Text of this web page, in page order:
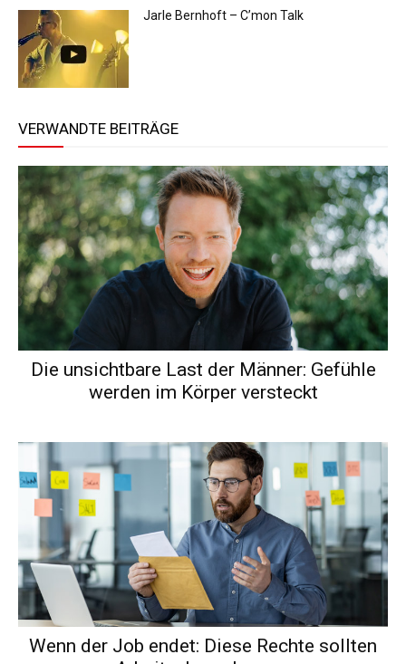
Jarle Bernhoft – C’mon Talk
VERWANDTE BEITRÄGE
Die unsichtbare Last der Männer: Gefühle
werden im Körper versteckt
Wenn der Job endet: Diese Rechte sollten